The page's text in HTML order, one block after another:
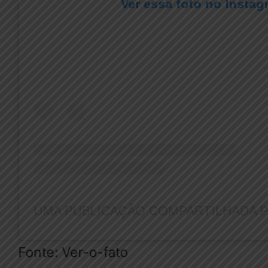
Ver essa foto no
Fonte: Ver-o-fato